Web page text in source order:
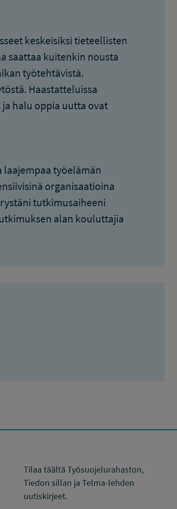
keskeisiksi tieteellisten
saattaa kuitenkin nousta
työtehtävistä.
Haastatteluissa
halu oppia uutta ovat
työelämän
organisaatioina
tutkimusaiheeni
alan kouluttajia
Tilaa täältä Työsuojelurahaston,
Tiedon sillan ja Telma-lehden
uutiskirjeet.